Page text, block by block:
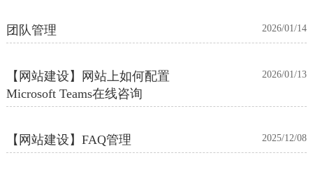
团队管理 2026/01/14
【网站建设】网站上如何配置
Microsoft Teams在线咨询
2026/01/13
【网站建设】FAQ管理 2025/12/08